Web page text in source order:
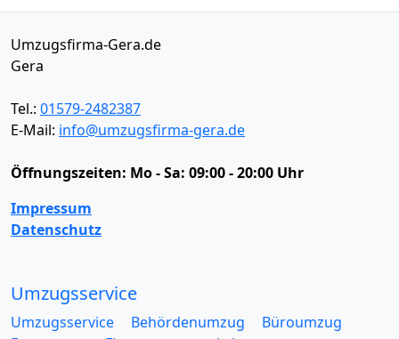
Umzugsfirma-Gera.de
Gera
Tel.: 01579-2482387
E-Mail: info@umzugsfirma-gera.de
Öffnungszeiten: Mo - Sa: 09:00 - 20:00 Uhr
Impressum
Datenschutz
Umzugsservice
Umzugsservice Behördenumzug
Büroumzug